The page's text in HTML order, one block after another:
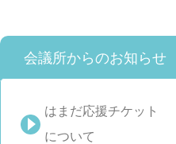
会議所からのお知らせ
はまだ応援チケット
について